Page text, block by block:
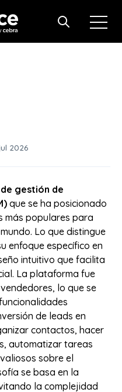
Open
Open search
2026
gestión de
que se ha posicionado
más populares para
Lo que distingue
enfoque específico en
intuitivo que facilita
La plataforma fue
lo que se
de leads en
contactos, hacer
automatizar tareas
sobre el
se basa en la
la complejidad